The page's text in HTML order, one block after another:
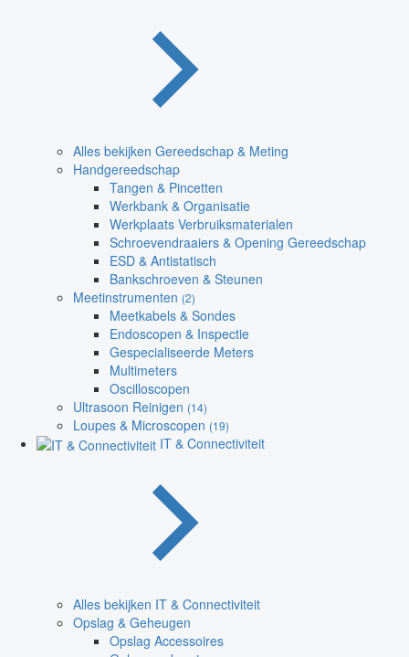
Alles bekijken Gereedschap & Meting
Handgereedschap
Tangen & Pincetten
Werkbank & Organisatie
Werkplaats Verbruiksmaterialen
Schroevendraaiers & Opening Gereedschap
ESD & Antistatisch
Bankschroeven & Steunen
Meetinstrumenten (2)
Meetkabels & Sondes
Endoscopen & Inspectie
Gespecialiseerde Meters
Multimeters
Oscilloscopen
Ultrasoon Reinigen (14)
Loupes & Microscopen (19)
IT & Connectiviteit
Alles bekijken IT & Connectiviteit
Opslag & Geheugen
Opslag Accessoires